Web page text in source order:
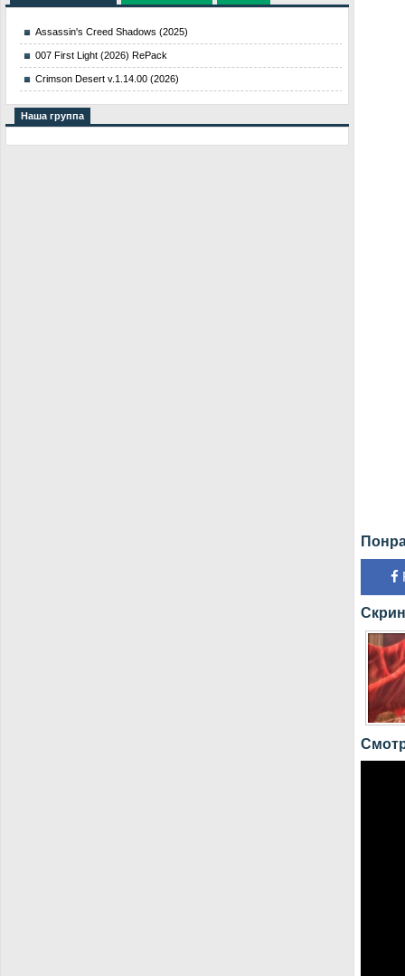
Assassin's Creed Shadows (2025)
007 First Light (2026) RePack
Crimson Desert v.1.14.00 (2026)
Наша группа